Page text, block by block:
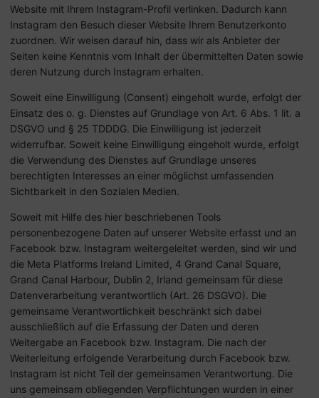
Website mit Ihrem Instagram-Profil verlinken. Dadurch kann
Instagram den Besuch dieser Website Ihrem Benutzerkonto
zuordnen. Wir weisen darauf hin, dass wir als Anbieter der
Seiten keine Kenntnis vom Inhalt der übermittelten Daten sowie
deren Nutzung durch Instagram erhalten.
Soweit eine Einwilligung (Consent) eingeholt wurde, erfolgt der
Einsatz des o. g. Dienstes auf Grundlage von Art. 6 Abs. 1 lit. a
DSGVO und § 25 TDDDG. Die Einwilligung ist jederzeit
widerrufbar. Soweit keine Einwilligung eingeholt wurde, erfolgt
die Verwendung des Dienstes auf Grundlage unseres
berechtigten Interesses an einer möglichst umfassenden
Sichtbarkeit in den Sozialen Medien.
Soweit mit Hilfe des hier beschriebenen Tools
personenbezogene Daten auf unserer Website erfasst und an
Facebook bzw. Instagram weitergeleitet werden, sind wir und
die Meta Platforms Ireland Limited, 4 Grand Canal Square,
Grand Canal Harbour, Dublin 2, Irland gemeinsam für diese
Datenverarbeitung verantwortlich (Art. 26 DSGVO). Die
gemeinsame Verantwortlichkeit beschränkt sich dabei
ausschließlich auf die Erfassung der Daten und deren
Weitergabe an Facebook bzw. Instagram. Die nach der
Weiterleitung erfolgende Verarbeitung durch Facebook bzw.
Instagram ist nicht Teil der gemeinsamen Verantwortung. Die
uns gemeinsam obliegenden Verpflichtungen wurden in einer